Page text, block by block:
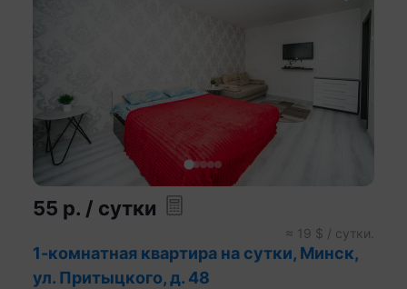
55 р. / сутки
≈ 19 $ / сутки.
1-комнатная квартира на сутки, Минск,
ул. Притыцкого, д. 48